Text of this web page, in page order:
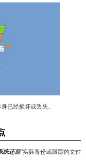
已经损坏或丢失。
统还原”实际备份或跟踪的文件